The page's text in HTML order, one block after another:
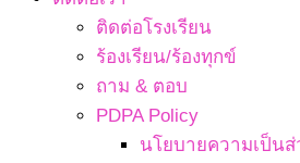
ติดต่อโรงเรียน
ร้องเรียน/ร้องทุกข์
ถาม & ตอบ
PDPA Policy
นโยบายความเป็น